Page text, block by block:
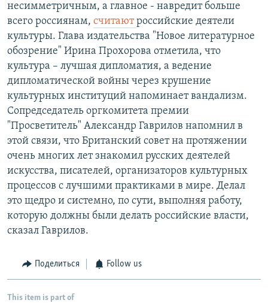
несимметричным, а главное - навредит больше
всего россиянам, считаютроссийские деятели
культуры. Глава издательства "Новое литературное
обозрение" Ирина Прохорова отметила, что
культура – лучшая дипломатия, а ведение
дипломатической войны через крушение
культурных институций напоминает вандализм.
Сопредседатель оргкомитета премии
"Просветитель" Александр Гаврилов напомнил в
этой связи, что Британский совет на протяжении
очень многих лет знакомил русских деятелей
искусства, писателей, организаторов культурных
процессов с лучшими практиками в мире. Делал
это щедро и системно, по сути, выполняя работу,
которую должны были делать российские власти,
сказал Гаврилов.
Поделиться Follow us
This item is part of